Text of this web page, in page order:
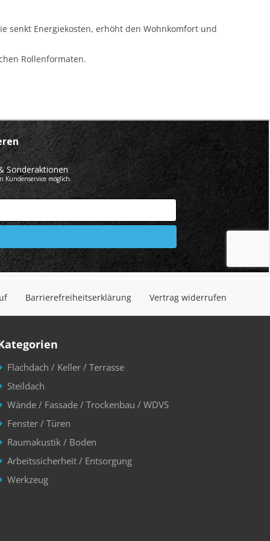
senkt Energiekosten, erhöht den Wohnkomfort und
Rollenformaten.
Barrierefreiheitserklärung Vertrag widerrufen
Flachdach / Keller / Terrasse
Steildach
Wände / Fassade / Trockenbau / WDVS
Fenster / Türen
Raumakustik / Boden
Arbeitssicherheit / Entsorgung
Werkzeug